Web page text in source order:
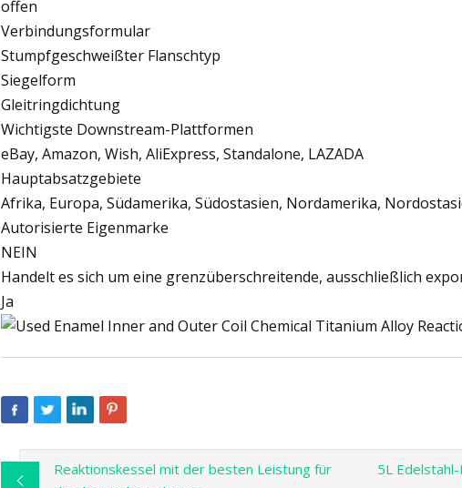
offen
Verbindungsformular
Stumpfgeschweißter Flanschtyp
Siegelform
Gleitringdichtung
Wichtigste Downstream-Plattformen
eBay, Amazon, Wish, AliExpress, Standalone, LAZADA
Hauptabsatzgebiete
Afrika, Europa, Südamerika, Südostasien, Nordamerika,
Autorisierte Eigenmarke
NEIN
Handelt es sich um eine grenzüberschreitende, ausschließlich
Ja
Reaktionskessel mit der besten Leistung für
5L